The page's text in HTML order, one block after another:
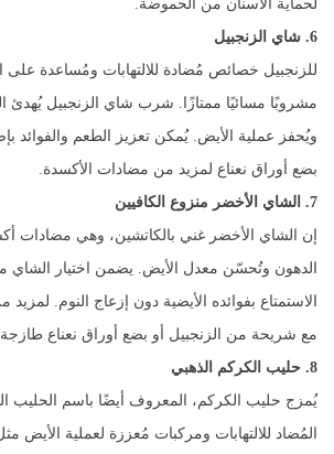
لحماية الأسنان من الحموضة.
6. شاي الزنجبيل
للزنجبيل خصائص مُضادة للالتهابات ومُساعدة على
مشروبًا مسائيًا ممتازًا. شرب شاي الزنجبيل يُهدئ
ويُحفز عملية الأيض. يُمكن تعزيز الطعم والفوائد
بضع أوراق نعناع لمزيد من مضادات الأكسدة.
7. الشاي الأخضر منزوع الكافيين
إن الشاي الأخضر غني بالكاتشين، وهي مضادات
الدهون وتُحسّن معدل الأيض. يضمن اختيار الشاي
الاستمتاع بفوائده الأيضية دون إزعاج النوم.
مع شريحة من الزنجبيل أو بضع أوراق نعناع
8. حليب الكركم الذهبي
يُمزج حليب الكركم، المعروف أيضًا باسم الحليب
المُضاد للالتهابات ومركبات مُعززة لعملية الأيض